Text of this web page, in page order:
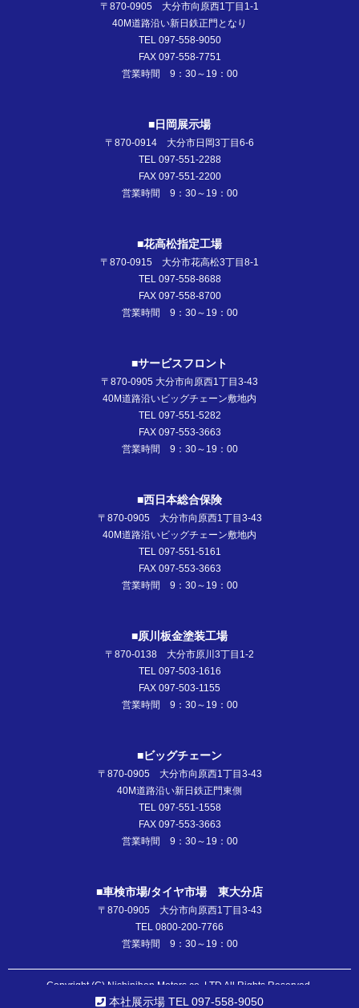
〒870-0905 大分市向原西1丁目1-1
40M道路沿い新日鉄正門となり
TEL 097-558-9050
FAX 097-558-7751
営業時間 9：30～19：00
■日岡展示場
〒870-0914 大分市日岡3丁目6-6
TEL 097-551-2288
FAX 097-551-2200
営業時間 9：30～19：00
■花高松指定工場
〒870-0915 大分市花高松3丁目8-1
TEL 097-558-8688
FAX 097-558-8700
営業時間 9：30～19：00
■サービスフロント
〒870-0905 大分市向原西1丁目3-43
40M道路沿いビッグチェーン敷地内
TEL 097-551-5282
FAX 097-553-3663
営業時間 9：30～19：00
■西日本総合保険
〒870-0905 大分市向原西1丁目3-43
40M道路沿いビッグチェーン敷地内
TEL 097-551-5161
FAX 097-553-3663
営業時間 9：30～19：00
■原川板金塗装工場
〒870-0138 大分市原川3丁目1-2
TEL 097-503-1616
FAX 097-503-1155
営業時間 9：30～19：00
■ビッグチェーン
〒870-0905 大分市向原西1丁目3-43
40M道路沿い新日鉄正門東側
TEL 097-551-1558
FAX 097-553-3663
営業時間 9：30～19：00
■車検市場/タイヤ市場 東大分店
〒870-0905 大分市向原西1丁目3-43
TEL 0800-200-7766
営業時間 9：30～19：00
Copyright (C) Nishinihon Motors co.,LTD All Rights Reserved.
本社展示場 TEL 097-558-9050